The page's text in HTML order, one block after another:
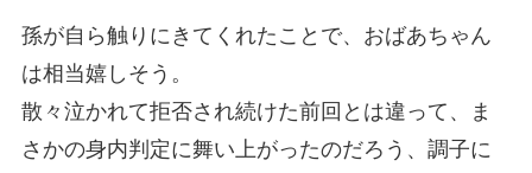
孫が自ら触りにきてくれたことで、おばあちゃん
は相当嬉しそう。
散々泣かれて拒否され続けた前回とは違って、ま
さかの身内判定に舞い上がったのだろう、調子に